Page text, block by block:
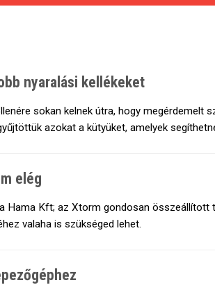
nyaralási kellékeket
sokan kelnek útra, hogy megérdemelt
azokat a kütyüket, amelyek
elég
Hama Kft; az Xtorm gondosan összeállított
valaha is szükséged lehet.